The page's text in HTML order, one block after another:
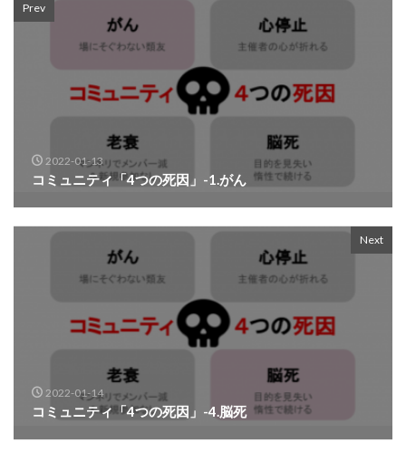
Prev
2022-01-13
コミュニティ「4つの死因」-1.がん
Next
2022-01-14
コミュニティ「4つの死因」-4.脳死